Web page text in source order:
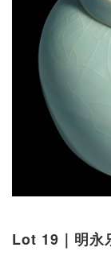
Lot 19｜明永